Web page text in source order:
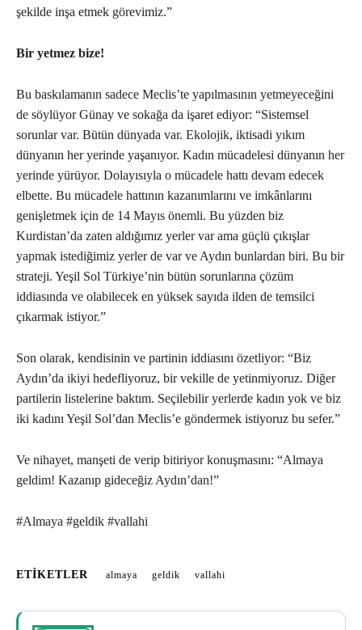
şekilde inşa etmek görevimiz.”
Bir yetmez bize!
Bu baskılamanın sadece Meclis’te yapılmasının yetmeyeceğini
de söylüyor Günay ve sokağa da işaret ediyor: “Sistemsel
sorunlar var. Bütün dünyada var. Ekolojik, iktisadi yıkım
dünyanın her yerinde yaşanıyor. Kadın mücadelesi dünyanın her
yerinde yürüyor. Dolayısıyla o mücadele hattı devam edecek
elbette. Bu mücadele hattının kazanımlarını ve imkânlarını
genişletmek için de 14 Mayıs önemli. Bu yüzden biz
Kurdistan’da zaten aldığımız yerler var ama güçlü çıkışlar
yapmak istediğimiz yerler de var ve Aydın bunlardan biri. Bu bir
strateji. Yeşil Sol Türkiye’nin bütün sorunlarına çözüm
iddiasında ve olabilecek en yüksek sayıda ilden de temsilci
çıkarmak istiyor.”
Son olarak, kendisinin ve partinin iddiasını özetliyor: “Biz
Aydın’da ikiyi hedefliyoruz, bir vekille de yetinmiyoruz. Diğer
partilerin listelerine baktım. Seçilebilir yerlerde kadın yok ve biz
iki kadını Yeşil Sol’dan Meclis’e göndermek istiyoruz bu sefer.”
Ve nihayet, manşeti de verip bitiriyor konuşmasını: “Almaya
geldim! Kazanıp gideceğiz Aydın’dan!”
#Almaya #geldik #vallahi
ETIKETLER almaya geldik vallahi